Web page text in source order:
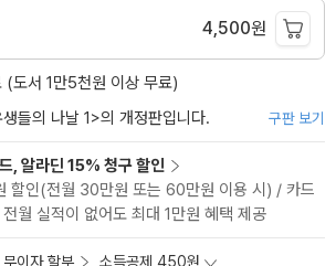
4,500원
(도서 1만5천원 이상 무료)
들의 나날 1>의 개정판입니다. 구판 보기
, 알라딘 15% 청구 할인
할인(전월 30만원 또는 60만원 이용 시) / 카드
월 실적이 없어도 최대 1만원 혜택 제공
무이자 할부 소득공제 450원